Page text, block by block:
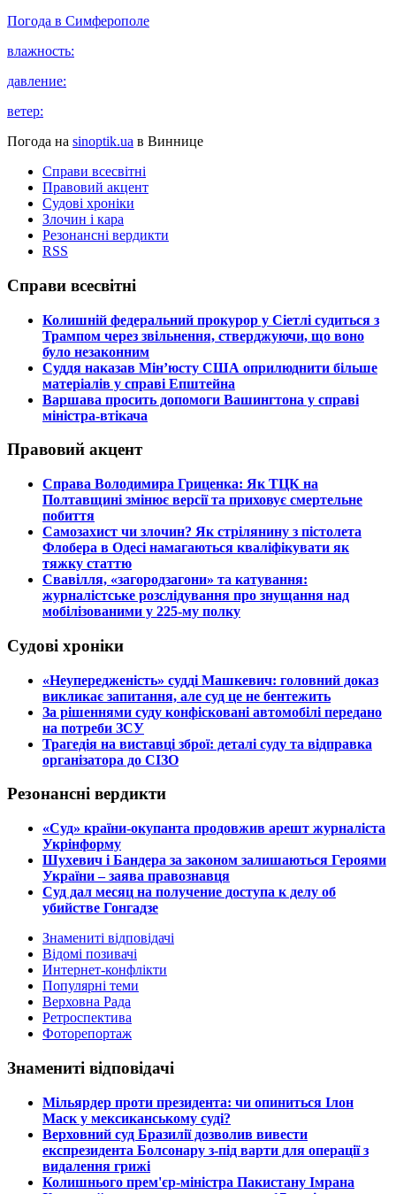
Погода в Симферополе
влажность:
давление:
ветер:
Погода на sinoptik.ua в Виннице
Справи всесвітні
Правовий акцент
Судові хроніки
Злочин і кара
Резонансні вердикти
RSS
Справи всесвітні
​Колишній федеральний прокурор у Сіетлі судиться з
Трампом через звільнення, стверджуючи, що воно
було незаконним
​Суддя наказав Мін’юсту США оприлюднити більше
матеріалів у справі Епштейна
​Варшава просить допомоги Вашингтона у справі
міністра-втікача
Правовий акцент
​Справа Володимира Гриценка: Як ТЦК на
Полтавщині змінює версії та приховує смертельне
побиття
​Самозахист чи злочин? Як стрілянину з пістолета
Флобера в Одесі намагаються кваліфікувати як
тяжку статтю
​Свавілля, «загородзагони» та катування:
журналістське розслідування про знущання над
мобілізованими у 225-му полку
Судові хроніки
​«Неупередженість» судді Машкевич: головний доказ
викликає запитання, але суд це не бентежить
​За рішеннями суду конфісковані автомобілі передано
на потреби ЗСУ
​Трагедія на виставці зброї: деталі суду та відправка
організатора до СІЗО
Резонансні вердикти
​«Суд» країни-окупанта продовжив арешт журналіста
Укрінформу
Шухевич і Бандера за законом залишаються Героями
України – заява правознавця
Суд дал месяц на получение доступа к делу об
убийстве Гонгадзе
Знамениті відповідачі
Відомі позивачі
Интернет-конфлікти
Популярні теми
Верховна Рада
Ретроспектива
Фоторепортаж
Знамениті відповідачі
​Мільярдер проти президента: чи опиниться Ілон
Маск у мексиканському суді?
​Верховний суд Бразилії дозволив вивести
експрезидента Болсонару з-під варти для операції з
видалення грижі
​Колишнього прем'єр-міністра Пакистану Імрана